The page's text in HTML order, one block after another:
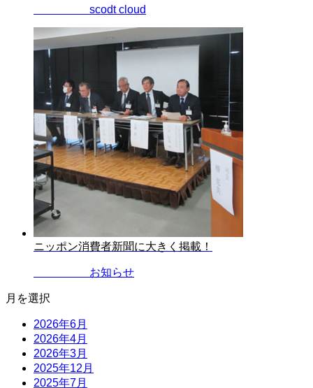
scodt cloud
ニッポン消費者新聞に大きく掲載！
お知らせ
月を選択
2026年6月
2026年4月
2026年3月
2025年12月
2025年7月